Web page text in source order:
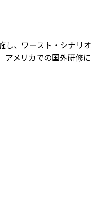
し、ワースト・シナリオ
アメリカでの国外研修に